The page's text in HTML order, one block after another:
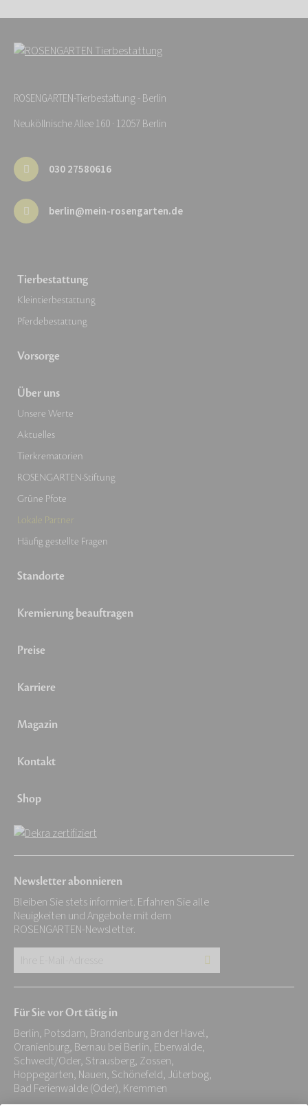
ROSENGARTEN-Tierbestattung - Berlin
Neuköllnische Allee 160 · 12057 Berlin
030 27580616
berlin@mein-rosengarten.de
Tierbestattung
Kleintierbestattung
Pferdebestattung
Vorsorge
Über uns
Unsere Werte
Aktuelles
Tierkrematorien
ROSENGARTEN-Stiftung
Grüne Pfote
Lokale Partner
Häufig gestellte Fragen
Standorte
Kremierung beauftragen
Preise
Karriere
Magazin
Kontakt
Shop
Newsletter abonnieren
Bleiben Sie stets informiert. Erfahren Sie alle
Neuigkeiten und Angebote mit dem
ROSENGARTEN-Newsletter.
Adresse:
*
Für Sie vor Ort tätig in
Berlin, Potsdam, Brandenburg an der Havel,
Oranienburg, Bernau bei Berlin, Eberwalde,
Schwedt/Oder, Strausberg, Zossen,
Hoppegarten, Nauen, Schönefeld, Jüterbog,
Bad Ferienwalde (Oder), Kremmen